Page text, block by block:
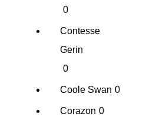
0
Contesse
Gerin
0
Coole Swan 0
Corazon 0